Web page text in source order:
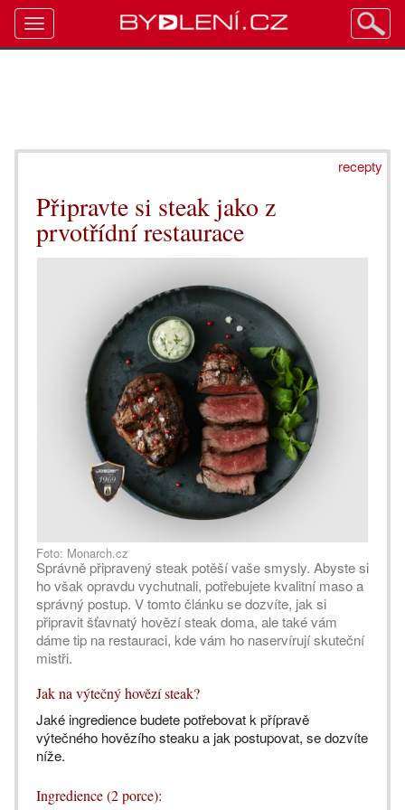
recepty
Připravte si steak jako z
prvotřídní restaurace
Foto: Monarch.cz
Správně připravený steak potěší vaše smysly. Abyste si
ho však opravdu vychutnali, potřebujete kvalitní maso a
správný postup. V tomto článku se dozvíte, jak si
připravit šťavnatý hovězí steak doma, ale také vám
dáme tip na restauraci, kde vám ho naservírují skuteční
mistři.
Jak na výtečný hovězí steak?
Jaké ingredience budete potřebovat k přípravě
výtečného hovězího steaku a jak postupovat, se dozvíte
níže.
Ingredience (2 porce):
Toggle
navigation